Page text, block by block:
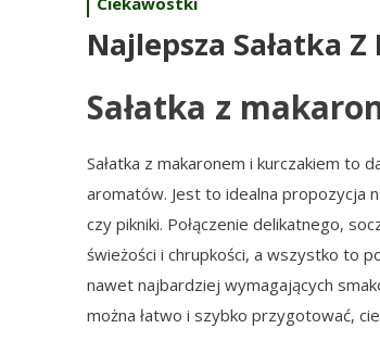
Najlepsza Sałatka
Sałatka z
Sałatka z makaronem i kurczakiem
aromatów. Jest to idealna propozycja
czy pikniki. Połączenie delikatnego,
świeżości i chrupkości, a wszystko to
nawet najbardziej wymagających
można łatwo i szybko przygotować,